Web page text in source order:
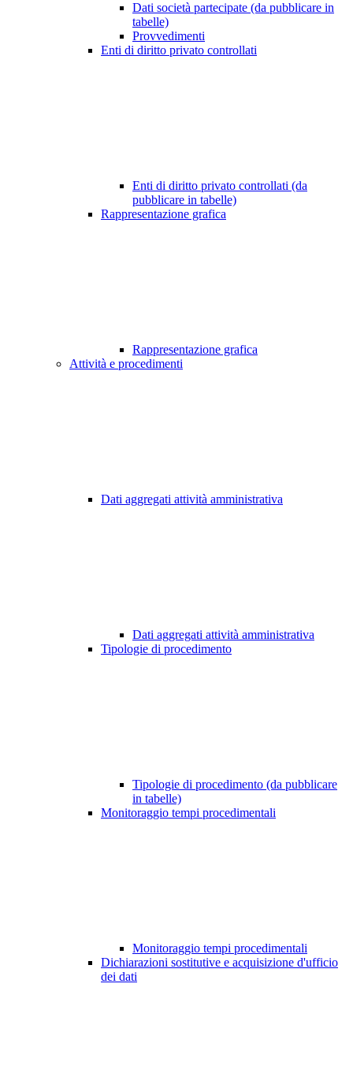
Dati società partecipate (da pubblicare in
tabelle)
Provvedimenti
Enti di diritto privato controllati
Enti di diritto privato controllati (da
pubblicare in tabelle)
Rappresentazione grafica
Rappresentazione grafica
Attività e procedimenti
Dati aggregati attività amministrativa
Dati aggregati attività amministrativa
Tipologie di procedimento
Tipologie di procedimento (da pubblicare
in tabelle)
Monitoraggio tempi procedimentali
Monitoraggio tempi procedimentali
Dichiarazioni sostitutive e acquisizione d'ufficio
dei dati